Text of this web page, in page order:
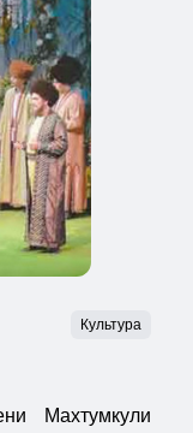
Культура
Махтумкули